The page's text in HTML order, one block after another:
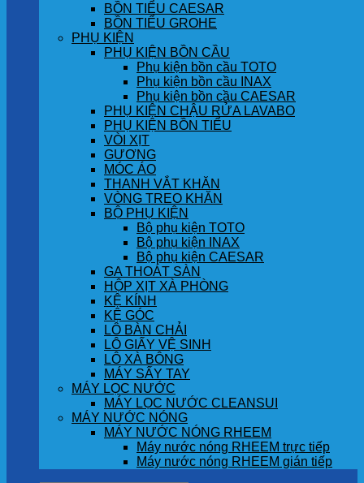
BỒN TIỂU CAESAR
BỒN TIỂU GROHE
PHỤ KIỆN
PHỤ KIỆN BỒN CẦU
Phụ kiện bồn cầu TOTO
Phụ kiện bồn cầu INAX
Phụ kiện bồn cầu CAESAR
PHỤ KIỆN CHẬU RỬA LAVABO
PHỤ KIỆN BỒN TIỂU
VÒI XỊT
GƯƠNG
MÓC ÁO
THANH VẮT KHĂN
VÒNG TREO KHĂN
BỘ PHỤ KIỆN
Bộ phụ kiện TOTO
Bộ phụ kiện INAX
Bộ phụ kiện CAESAR
GA THOÁT SÀN
HỘP XỊT XÀ PHÒNG
KỆ KÍNH
KỆ GÓC
LÔ BÀN CHẢI
LÔ GIẤY VỆ SINH
LÔ XÀ BÔNG
MÁY SẤY TAY
MÁY LỌC NƯỚC
MÁY LỌC NƯỚC CLEANSUI
MÁY NƯỚC NÓNG
MÁY NƯỚC NÓNG RHEEM
Máy nước nóng RHEEM trực tiếp
Máy nước nóng RHEEM gián tiếp